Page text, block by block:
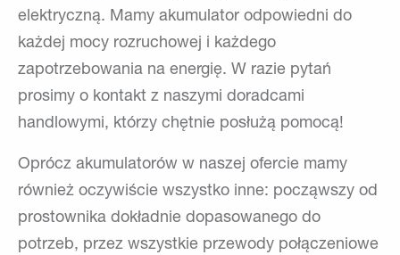
elektryczną. Mamy akumulator odpowiedni do
każdej mocy rozruchowej i każdego
zapotrzebowania na energię. W razie pytań
prosimy o kontakt z naszymi doradcami
handlowymi, którzy chętnie posłużą pomocą!
Oprócz akumulatorów w naszej ofercie mamy
również oczywiście wszystko inne: począwszy od
prostownika dokładnie dopasowanego do
potrzeb, przez wszystkie przewody połączeniowe